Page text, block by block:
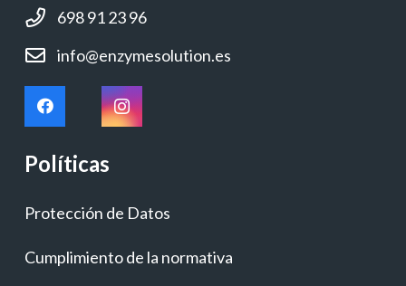
698 91 23 96
info@enzymesolution.es
Políticas
Protección de Datos
Cumplimiento de la normativa